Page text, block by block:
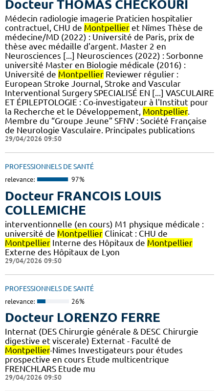
Docteur THOMAS CHECKOURI
Médecin radiologie imagerie Praticien hospitalier
contractuel, CHU de Montpellier et Nîmes Thèse de
médecine/MD (2022) : Université de Paris, prix de
thèse avec médaille d'argent. Master 2 en
Neurosciences [...] Neurosciences (2022) : Sorbonne
université Master en Biologie médicale (2016) :
Université de Montpellier Reviewer régulier :
European Stroke Journal, Stroke and Vascular
Interventional Surgery SPECIALISÉ EN [...] VASCULAIRE
ET ÉPILEPTOLOGIE : Co-investigateur à l'Institut pour
la Recherche et le Développement, Montpellier.
Membre du “Groupe Jeune” SFNV : Société Française
de Neurologie Vasculaire. Principales publications
29/04/2026 09:50
PROFESSIONNELS DE SANTÉ
relevance: 97%
Docteur FRANCOIS LOUIS
COLLEMICHE
interventionnelle (en cours) M1 physique médicale :
université de Montpellier Clinicat : CHU de
Montpellier Interne des Hôpitaux de Montpellier
Externe des Hôpitaux de Lyon
29/04/2026 09:50
PROFESSIONNELS DE SANTÉ
relevance: 26%
Docteur LORENZO FERRE
Internat (DES Chirurgie générale & DESC Chirurgie
digestive et viscerale) Externat - Faculté de
Montpellier-Nimes Investigateurs pour études
prospective en cours Etude multicentrique
FRENCHLARS Etude mu
29/04/2026 09:50